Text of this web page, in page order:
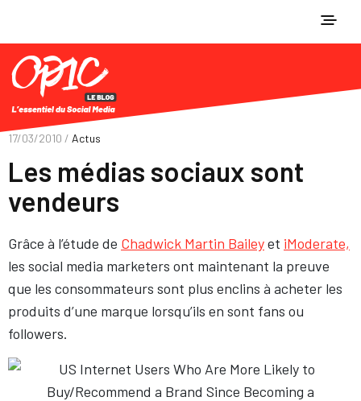
17/03/2010 / Actus
Les médias sociaux sont
vendeurs
Grâce à l’étude de Chadwick Martin Baileyet iModerate,
les social media marketers ont maintenant la preuve
que les consommateurs sont plus enclins à acheter les
produits d’une marque lorsqu’ils en sont fans ou
followers.